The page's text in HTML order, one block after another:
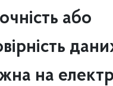
або
на